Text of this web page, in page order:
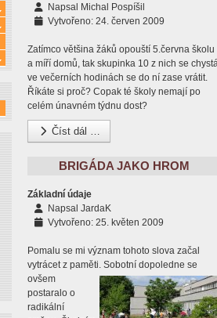
Více o: Sportovní třídy
Více o: Výuka
Více o: Zájmové kroužky
Napsal Michal Pospíšil
Vytvořeno: 24. červen 2009
Zatímco většina žáků opouští 5.června školu
a míří domů, tak skupinka 10 z nich se
ve večerních hodinách se do ní zase vrátit.
Říkáte si proč? Copak té školy nemají po
celém únavném týdnu dost?
Číst dál …
BRIGÁDA JAKO HROM
Základní údaje
Napsal JardaK
Vytvořeno: 25. květen 2009
Pomalu se mi význam tohoto slova začal
vytrácet z paměti. Sobotní dopoledne se
ovšem
postaralo o
radikální